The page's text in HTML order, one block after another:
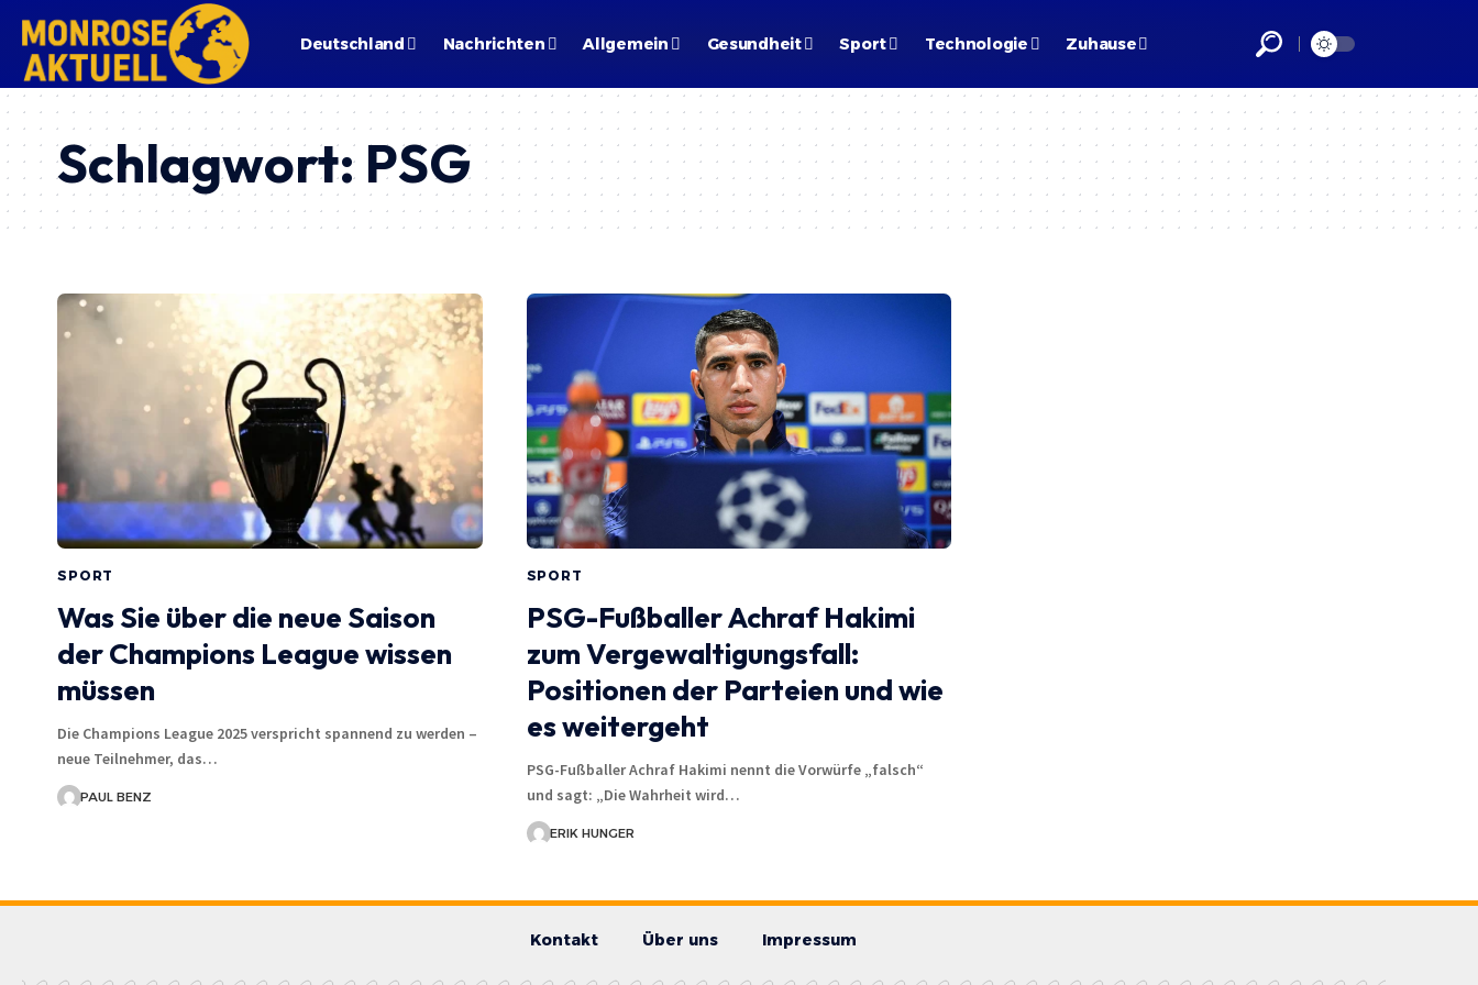
Deutschland Nachrichten Allgemein Gesundheit Sport Technologie Zuhause
Schlagwort: PSG
SPORT
Was Sie über die neue Saison
der Champions League wissen
müssen
Die Champions League 2025 verspricht spannend zu werden –
neue Teilnehmer, das…
PAUL BENZ
SPORT
PSG-Fußballer Achraf Hakimi
zum Vergewaltigungsfall:
Positionen der Parteien und wie
es weitergeht
PSG-Fußballer Achraf Hakimi nennt die Vorwürfe „falsch“
und sagt: „Die Wahrheit wird…
ERIK HUNGER
Kontakt Über uns Impressum